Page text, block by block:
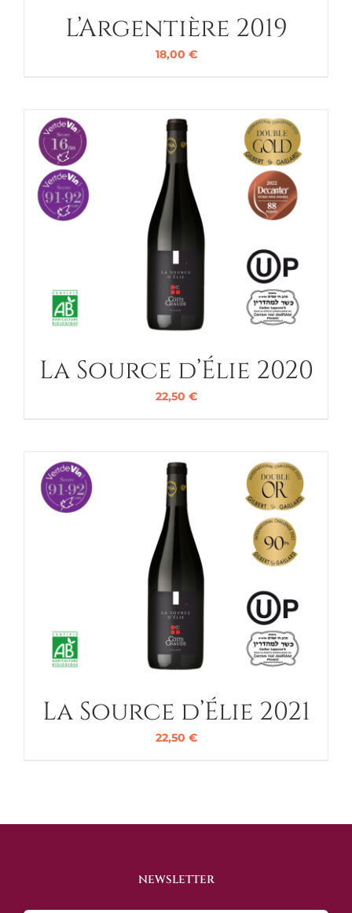
L’Argentière 2019
18,00 €
La Source d’Élie 2020
22,50 €
La Source d’Élie 2021
22,50 €
NEWSLETTER